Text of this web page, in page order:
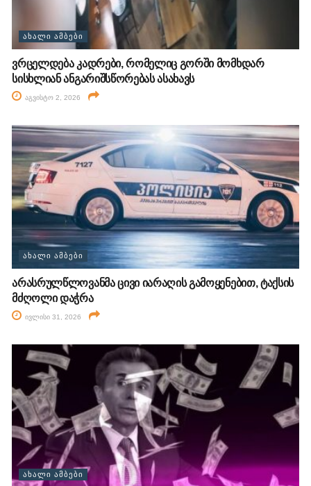
ᲐᲮᲐᲚᲘ ᲐᲛᲑᲔᲑᲘ
ვრცელდება კადრები, რომელიც გორში მომხდარ
სისხლიან ანგარიშსწორებას ასახავს
აგვისტო 2, 2026
ᲐᲮᲐᲚᲘ ᲐᲛᲑᲔᲑᲘ
არასრულწლოვანმა ცივი იარაღის გამოყენებით, ტაქსის
მძღოლი დაჭრა
ივლისი 31, 2026
ᲐᲮᲐᲚᲘ ᲐᲛᲑᲔᲑᲘ